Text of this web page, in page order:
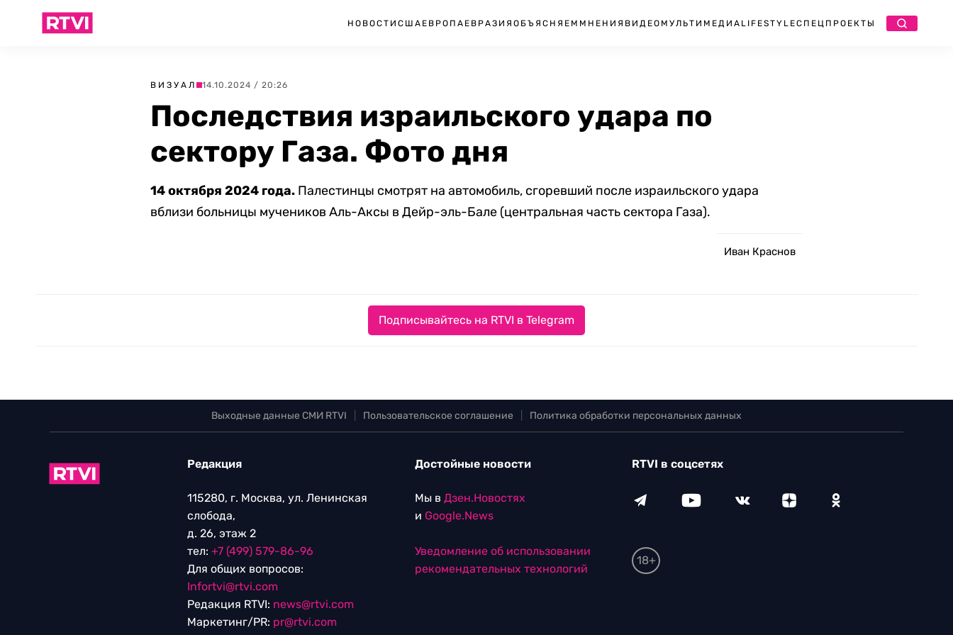
НОВОСТИ США ЕВРОПА ЕВРАЗИЯ ОБЪЯСНЯЕМ МНЕНИЯ ВИДЕО МУЛЬТИМЕДИА LIFESTYLEСПЕЦПРОЕКТЫ
ВИЗУАЛ 14.10.2024 / 20:26
Последствия израильского удара по
сектору Газа. Фото дня
14 октября 2024 года. Палестинцы смотрят на автомобиль, сгоревший после израильского удара
вблизи больницы мучеников Аль-Аксы в Дейр-эль-Бале (центральная часть сектора Газа).
Иван Краснов
Подписывайтесь на RTVI в Telegram
Выходные данные СМИ RTVI Пользовательское соглашение Политика обработки персональных данных
Редакция
115280, г. Москва, ул. Ленинская
слобода,
д. 26, этаж 2
тел: +7 (499) 579-86-96
Для общих вопросов:
Infortvi@rtvi.com
Редакция RTVI: news@rtvi.com
Маркетинг/PR: pr@rtvi.com
Достойные новости
Мы в Дзен.Новостях
и Google.News
Уведомление об использовании
рекомендательных технологий
RTVI в соцсетях
18+